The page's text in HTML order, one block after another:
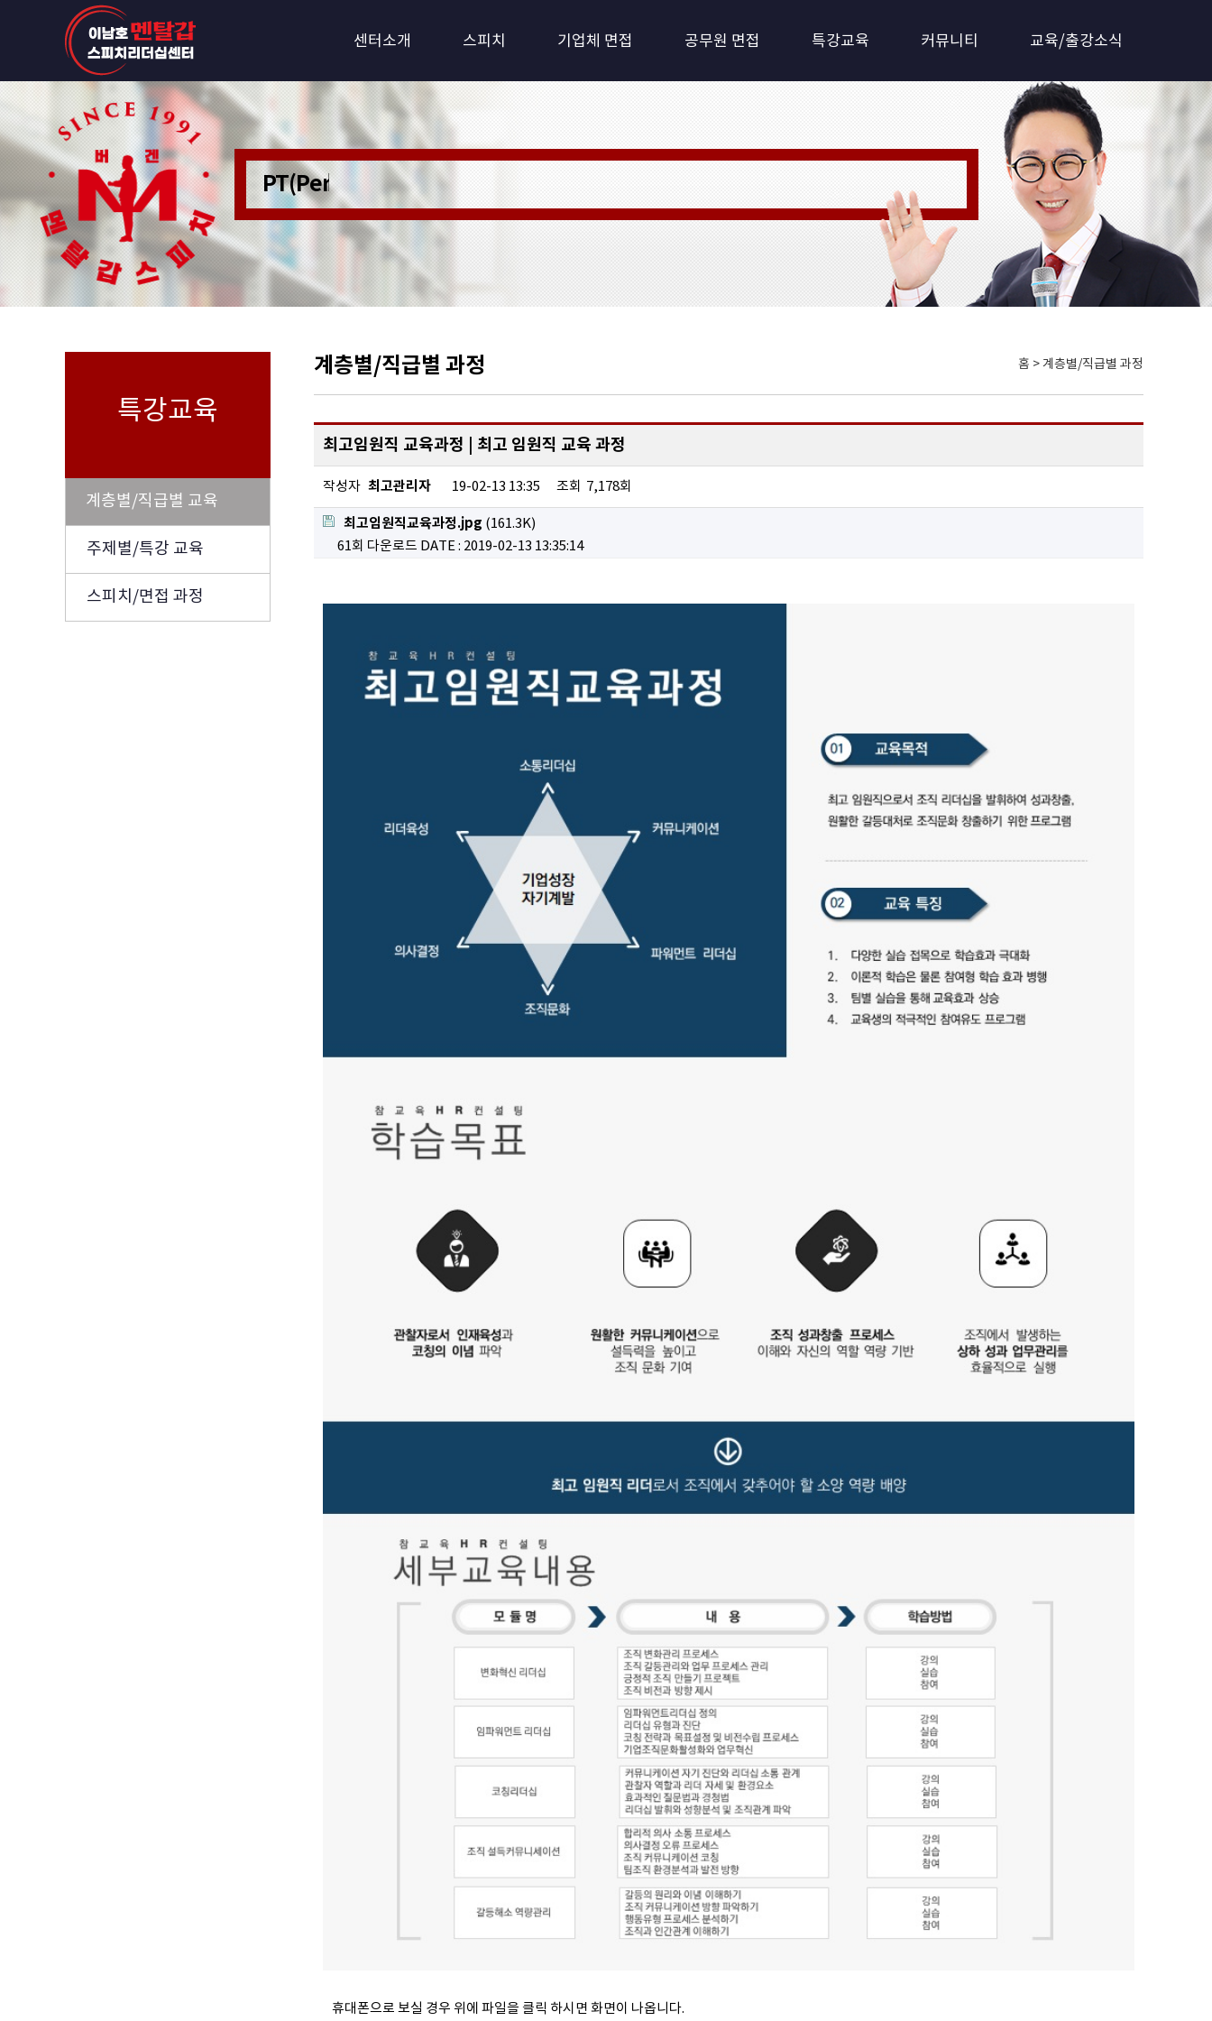
센터소개 스피치 기업체 면접 공무원 면접 특강교육 커뮤니티 교육/출강소식
PT(Personer Training: 퍼스널 트레이닝) 를 갖춘 전문기관!!
특강교육
계층별/직급별 교육
주제별/특강 교육
스피치/면접 과정
계층별/직급별 과정 홈 > 계층별/직급별 과정
최고임원직 교육과정 | 최고 임원직 교육 과정
작성자 최고관리자 19-02-13 13:35 조회 7,178회
최고임원직교육과정.jpg (161.3K)
61회 다운로드 DATE : 2019-02-13 13:35:14
휴대폰으로 보실 경우 위에 파일을 클릭 하시면 화면이 나옵니다.